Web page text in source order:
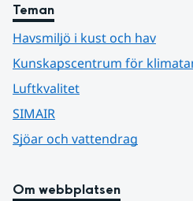
Teman
Havsmiljö i kust och hav
Kunskapscentrum för
Luftkvalitet
SIMAIR
Sjöar och vattendrag
Om webbplatsen